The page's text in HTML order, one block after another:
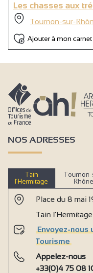
Les chasses aux
Tournon-sur-
Ajouter à mon
NOS ADRESSES
Tain
l’Hermitage
Tournon-
Rhône
Place du 8 mai
Tain
Envoyez-nous
Tourisme
Appelez-nous
+33(0)4 75 08